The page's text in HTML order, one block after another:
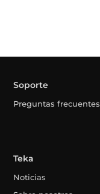
Soporte
Preguntas frecuentes
Teka
Noticias